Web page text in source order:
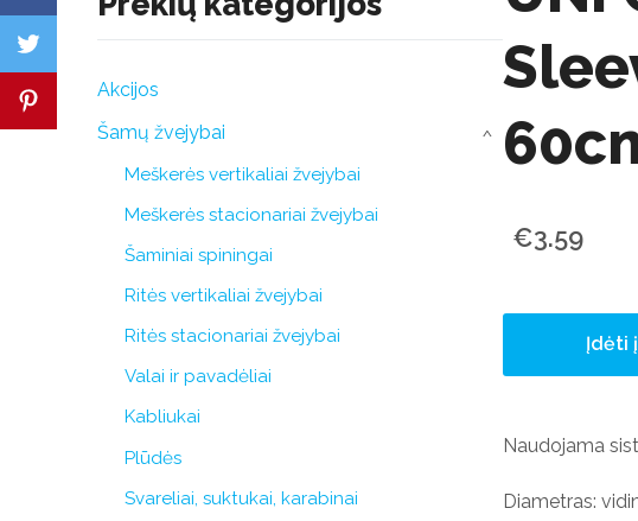
Akcijos
Šamų žvejybai
Meškerės vertikaliai žvejybai
Meškerės stacionariai žvejybai
Šaminiai spiningai
Ritės vertikaliai žvejybai
Ritės stacionariai žvejybai
Valai ir pavadėliai
Kabliukai
Plūdės
Svareliai, suktukai, karabinai
›
€3.59
Įdėti
Naudojama
Diametras: